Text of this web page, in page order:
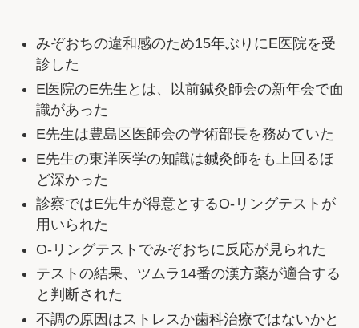
みぞおちの違和感のため15年ぶりにE医院を受
診した
E医院のE先生とは、以前鍼灸師会の新年会で面
識があった
E先生は豊島区医師会の学術部長を務めていた
E先生の東洋医学の知識は鍼灸師をも上回るほ
ど深かった
診察ではE先生が得意とするO-リングテストが
用いられた
O-リングテストでみぞおちに反応が見られた
テストの結果、ツムラ14番の漢方薬が適合する
と判断された
不調の原因はストレスか歯科治療ではないかと